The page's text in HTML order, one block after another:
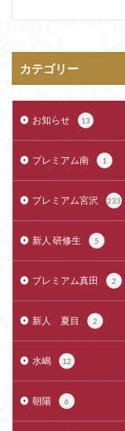
カテゴリー
お知らせ 13
プレミアム南 1
プレミアム宮沢 233
新人 研修生 5
プレミアム真田 2
新人 夏目 2
水嶋 12
朝陽 6